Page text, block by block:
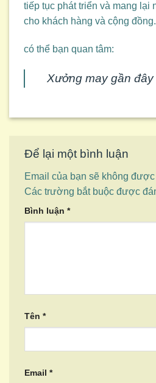
tiếp tục phát triển và mang lại
cho khách hàng và cộng đồng.
có thể bạn quan tâm:
Xưởng may gần đây
Để lại một bình luận
Email của bạn sẽ không
Các trường bắt buộc được
Bình luận *
Tên *
Email *